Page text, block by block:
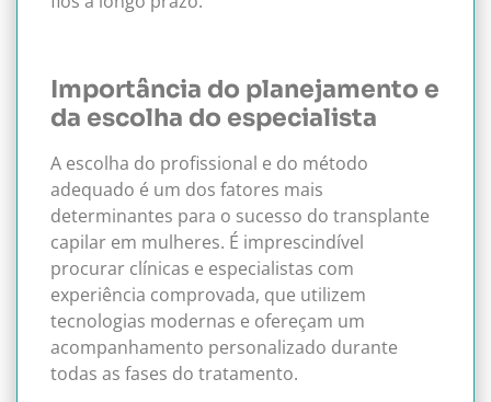
Importância do planejamento e
da escolha do especialista
A escolha do profissional e do método
adequado é um dos fatores mais
determinantes para o sucesso do transplante
capilar em mulheres. É imprescindível
procurar clínicas e especialistas com
experiência comprovada, que utilizem
tecnologias modernas e ofereçam um
acompanhamento personalizado durante
todas as fases do tratamento.